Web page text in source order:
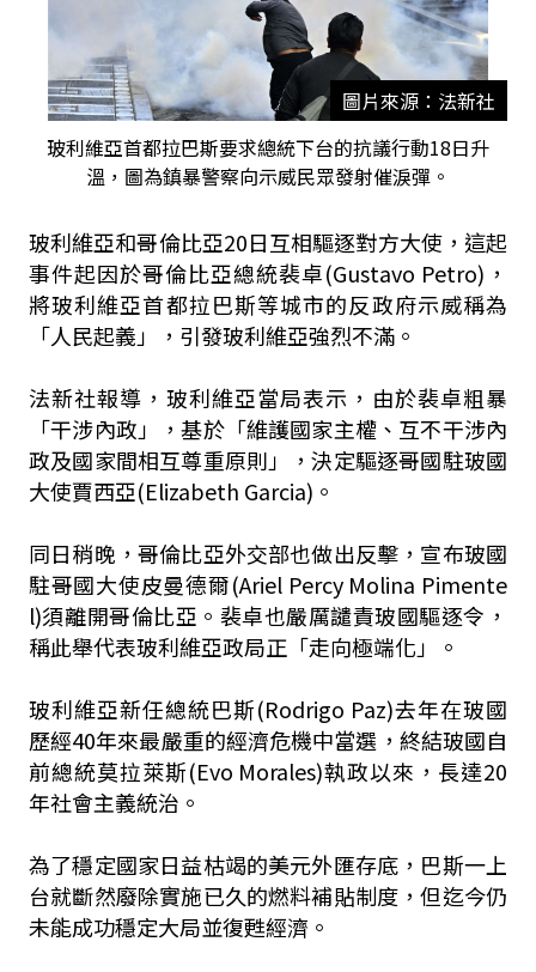
圖片來源：法新社
玻利維亞首都拉巴斯要求總統下台的抗議行動18日升
溫，圖為鎮暴警察向示威民眾發射催淚彈。
玻利維亞和哥倫比亞20日互相驅逐對方大使，這起
事件起因於哥倫比亞總統裴卓(Gustavo Petro)，
將玻利維亞首都拉巴斯等城市的反政府示威稱為
「人民起義」，引發玻利維亞強烈不滿。
法新社報導，玻利維亞當局表示，由於裴卓粗暴
「干涉內政」，基於「維護國家主權、互不干涉內
政及國家間相互尊重原則」，決定驅逐哥國駐玻國
大使賈西亞(Elizabeth Garcia)。
同日稍晚，哥倫比亞外交部也做出反擊，宣布玻國
駐哥國大使皮曼德爾(Ariel Percy Molina Pimente
l)須離開哥倫比亞。裴卓也嚴厲譴責玻國驅逐令，
稱此舉代表玻利維亞政局正「走向極端化」。
玻利維亞新任總統巴斯(Rodrigo Paz)去年在玻國
歷經40年來最嚴重的經濟危機中當選，終結玻國自
前總統莫拉萊斯(Evo Morales)執政以來，長達20
年社會主義統治。
為了穩定國家日益枯竭的美元外匯存底，巴斯一上
台就斷然廢除實施已久的燃料補貼制度，但迄今仍
未能成功穩定大局並復甦經濟。